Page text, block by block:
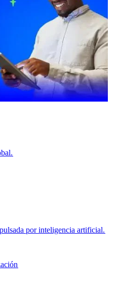
por inteligencia artificial.​​